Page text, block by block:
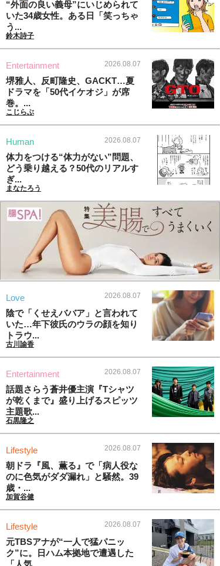
“外面の良い義母”にいじめられて
いた34歳女性。ある日「笑っちゃ
う...
鈴木詩子
Entertainment 2026.08.07
堺雅人、反町隆史、GACKT…夏
ドラマを「50代イケオジ」が席
巻。...
こじらぶ
Human 2026.08.07
体力をつける“体力がない”問題、
どう乗り越える？50代のリアルす
ぎ...
まなたろう
Love 2026.08.07
陰で「くせえババア」と言われて
いた…年下彼氏のウラの顔を知り
トラウ...
古川諭香
Entertainment 2026.08.07
話題さらう蒼井優主演『Tシャツ
が乾くまで』盛り上げるスピッツ
主題歌...
石黒隆之
Lifestyle 2026.08.07
朝ドラ『風、薫る』で「病人役な
のに色気がダダ漏れ」と騒然。39
歳・...
加賀谷健
Lifestyle 2026.08.07
元TBSアナが“一人で猛パニッ
ク”に。日ハム本拠地で遭遇した
「人気...